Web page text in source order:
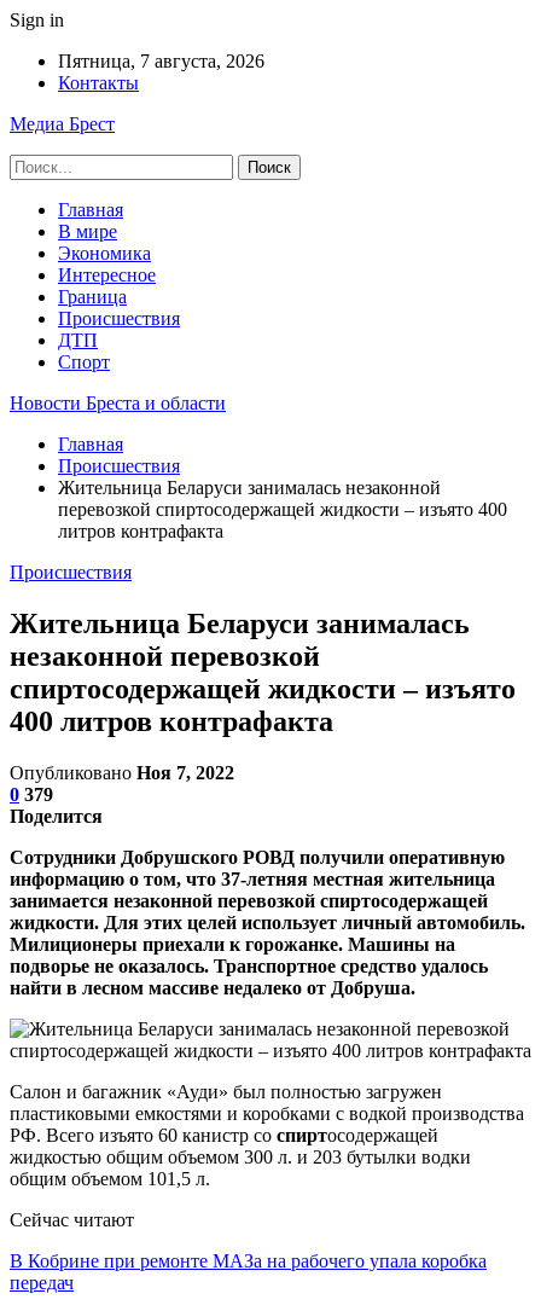
Sign in
Пятница, 7 августа, 2026
Контакты
Медиа Брест
Главная
В мире
Экономика
Интересное
Граница
Происшествия
ДТП
Спорт
Новости Бреста и области
Главная
Происшествия
Жительница Беларуси занималась незаконной
перевозкой спиртосодержащей жидкости – изъято 400
литров контрафакта
Происшествия
Жительница Беларуси занималась
незаконной перевозкой
спиртосодержащей жидкости – изъято
400 литров контрафакта
Опубликовано Ноя 7, 2022
0 379
Поделится
Сотрудники Добрушского РОВД получили оперативную
информацию о том, что 37-летняя местная жительница
занимается незаконной перевозкой спиртосодержащей
жидкости. Для этих целей использует личный автомобиль.
Милиционеры приехали к горожанке. Машины на
подворье не оказалось. Транспортное средство удалось
найти в лесном массиве недалеко от Добруша.
Салон и багажник «Ауди» был полностью загружен
пластиковыми емкостями и коробками с водкой производства
РФ. Всего изъято 60 канистр со спиртосодержащей
жидкостью общим объемом 300 л. и 203 бутылки водки
общим объемом 101,5 л.
Сейчас читают
В Кобрине при ремонте МАЗа на рабочего упала коробка
передач